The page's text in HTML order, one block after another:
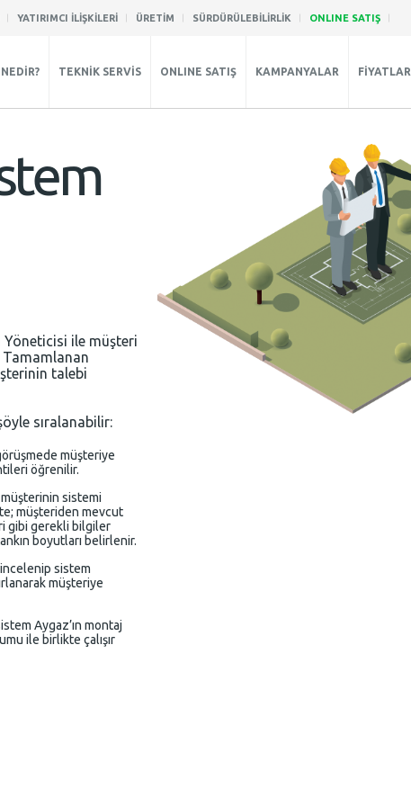
YATIRIMCI İLİŞKİLERİ ÜRETİM SÜRDÜRÜLEBİLİRLİK ONLINE SATIŞ
TEKNİK SERVİS ONLINE SATIŞ KAMPANYALAR FİYATLAR
Yöneticisi ile müşteri
Tamamlanan
talebi
sıralanabilir:
müşteriye
öğrenilir.
sistemi
müşteriden mevcut
gibi gerekli bilgiler
boyutları belirlenir.
incelenip sistem
müşteriye
Aygaz’ın montaj
ile birlikte çalışır